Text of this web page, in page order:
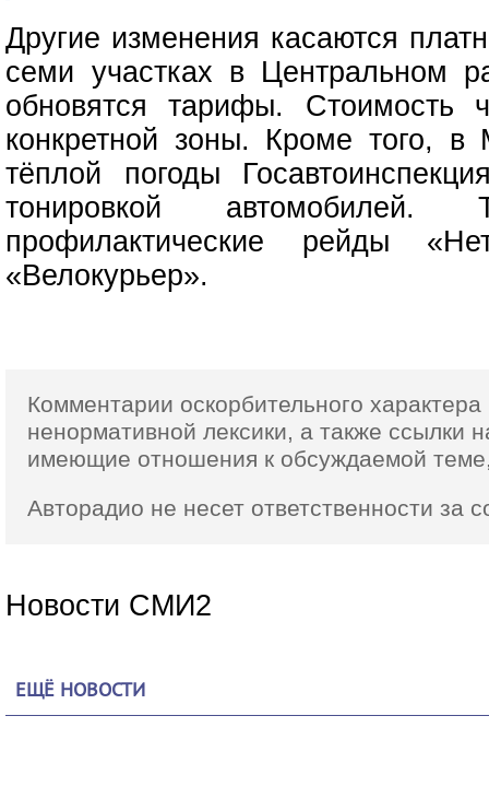
Другие изменения касаются
семи участках в Центральном
обновятся тарифы. Стоимость
конкретной зоны. Кроме того, в
тёплой погоды
тонировкой автомобилей.
профилактические рейды
«Велокурьер».
Комментарии оскорбительного
ненормативной лексики, а также ссылки
имеющие отношения к обсуждаемой
Авторадио не несет ответственности за
Новости СМИ2
ЕЩЁ НОВОСТИ